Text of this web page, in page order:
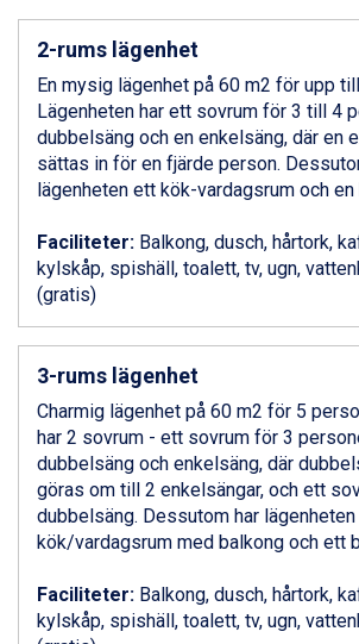
Zell am See från 6.295 kr.
Canazei från 7.195 kr.
Livigno från 5.595 kr.
Ponte di Legno från 7.395 kr.
Bad Gastein från 6.295 kr.
Sauze dOulx från 6.145 kr.
Alleghe från 8.545 kr.
La Thuile från 7.045 kr.
Cervinia från 8.245 kr.
Bad Hofgastein från 8.595 kr.
Passo Tonale från 5.895 kr.
Saalbach från 9.445 kr.
Sölden från 12.995 kr.
Champoluc från 5.945 kr.
Sestriere från 6.945 kr.
Wagrain från 7.095 kr.
Fieberbrunn från 9.645 kr.
Ischgl från 11.295 kr.
Val Thorens från 8.395 kr.
St. Anton från 11.245 kr.
Zell am See från 6.295 kr.
Canazei från 7.195 kr.
Livigno från 5.595 kr.
2-rums lägenhet
En mysig lägenhet på 60 m2 för upp
Lägenheten har ett sovrum för 3 till 4
dubbelsäng och en enkelsäng, där en
sättas in för en fjärde person.
lägenheten ett kök-vardagsrum och en
Faciliteter: Balkong, dusch, hårtork,
kylskåp, spishäll, toalett, tv, ugn,
(gratis)
3-rums lägenhet
Charmig lägenhet på 60 m2 för 5
har 2 sovrum - ett sovrum för 3
dubbelsäng och enkelsäng, där
göras om till 2 enkelsängar, och ett
dubbelsäng. Dessutom har
kök/vardagsrum med balkong och ett
Faciliteter: Balkong, dusch, hårtork,
kylskåp, spishäll, toalett, tv, ugn,